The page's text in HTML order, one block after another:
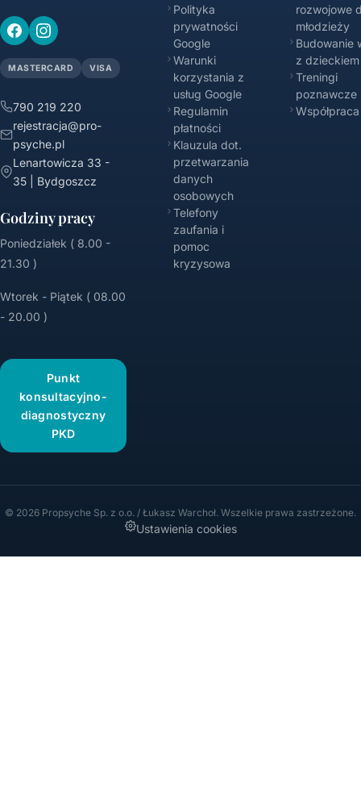
MASTERCARD VISA
790 219 220
rejestracja@pro-
psyche.pl
Lenartowicza 33 -
35 | Bydgoszcz
Godziny pracy
Poniedziałek ( 8.00 -
21.30 )
Wtorek - Piątek ( 08.00
- 20.00 )
Punkt
konsultacyjno-
diagnostyczny
PKD
Polityka
prywatności
Google
Warunki
korzystania z
usług Google
Regulamin
płatności
Klauzula dot.
przetwarzania
danych
osobowych
Telefony
zaufania i
pomoc
kryzysowa
rozwojowe
młodzieży
Budowanie
z dzieckiem
Treningi
poznawcze
Współpraca
© 2026 Propsyche Sp. z o.o. / Łukasz Warchoł. Wszelkie prawa zastrzeżone.
Ustawienia cookies